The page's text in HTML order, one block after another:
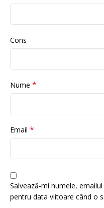
Cons
Nume *
Email *
Salvează-mi numele,
pentru data viitoare când o